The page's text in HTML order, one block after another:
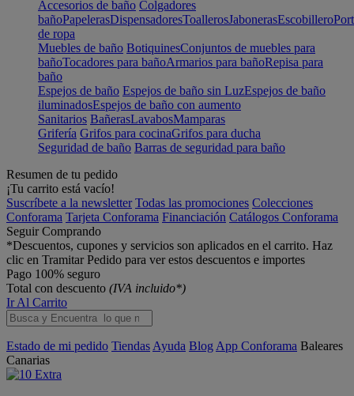
Accesorios de baño Colgadores
bañoPapelerasDispensadoresToallerosJabonerasEscobillero
de ropa
Muebles de baño BotiquinesConjuntos de muebles para
bañoTocadores para bañoArmarios para bañoRepisa para
baño
Espejos de baño Espejos de baño sin LuzEspejos de baño
iluminadosEspejos de baño con aumento
Sanitarios BañerasLavabosMamparas
Grifería Grifos para cocinaGrifos para ducha
Seguridad de baño Barras de seguridad para baño
Resumen de tu pedido
¡Tu carrito está vacío!
Suscríbete a la newsletter Todas las promociones Colecciones
Conforama Tarjeta Conforama Financiación Catálogos Conforama
Seguir Comprando
*Descuentos, cupones y servicios son aplicados en el carrito. Haz
clic en Tramitar Pedido para ver estos descuentos e importes
Pago 100% seguro
Total con descuento (IVA incluido*)
Ir Al Carrito
Estado de mi pedido Tiendas Ayuda Blog App Conforama Baleares
Canarias